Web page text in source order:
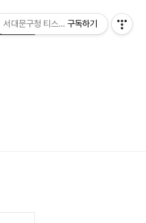
서대문구청 티스토리 블로그
구독하기